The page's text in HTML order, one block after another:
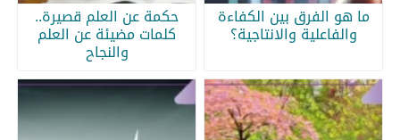
ما هو الفرق بين الكفاءة
والفاعلية والانتاجية؟
حكمة عن العلم قصيرة..
كلمات مضيئة عن العلم
والنجاح